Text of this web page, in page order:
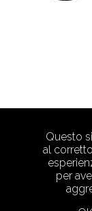
Questo
al
per